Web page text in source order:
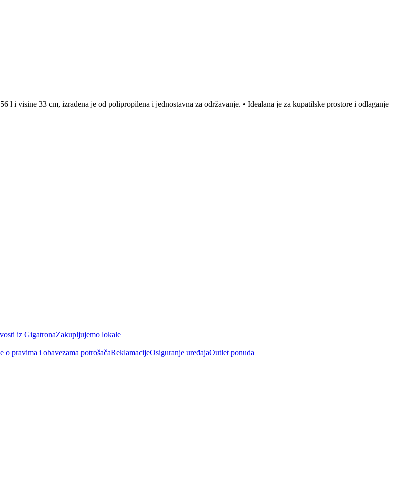
l i visine 33 cm, izrađena je od polipropilena i jednostavna za održavanje. • Idealana je za kupatilske prostore i odlaganje
iz GigatronaZakupljujemo lokale
o pravima i obavezama potrošačaReklamacijeOsiguranje uređajaOutlet ponuda